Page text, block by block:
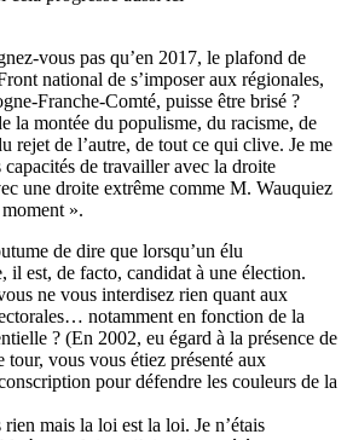
vous pas qu’en 2017, le plafond de
national de s’imposer aux régionales,
Franche-Comté, puisse être brisé ?
la montée du populisme, du racisme, de
rejet de l’autre, de tout ce qui clive. Je me
de travailler avec la droite
une droite extrême comme M. Wauquiez
».
de dire que lorsqu’un élu
il est, de facto, candidat à une élection.
ne vous interdisez rien quant aux
notamment en fonction de la
? (En 2002, eu égard à la présence de
tour, vous vous étiez présenté aux
pour défendre les couleurs de la
mais la loi est la loi. Je n’étais